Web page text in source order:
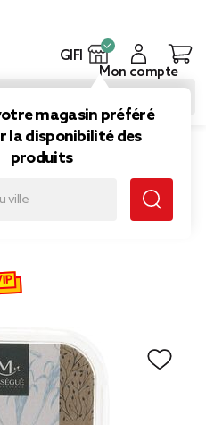
GIFI
magasin préféré
la disponibilité des
produits
Mon compte
1,00 € à 0,70 €